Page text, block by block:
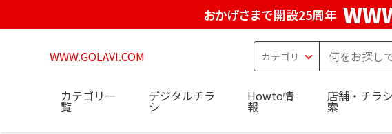
おかげさまで開設25周年
WWW.GOLAVI.COM
カテゴリ一
覧
デジタルチラ
シ
Howto情
報
店舗・チラ
索